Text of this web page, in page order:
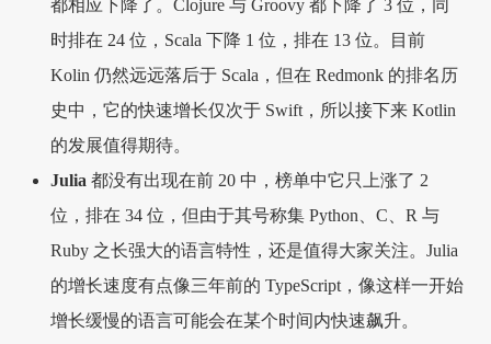
都相应下降了。Clojure 与 Groovy 都下降了 3 位，同
时排在 24 位，Scala 下降 1 位，排在 13 位。目前
Kolin 仍然远远落后于 Scala，但在 Redmonk 的排名历
史中，它的快速增长仅次于 Swift，所以接下来 Kotlin
的发展值得期待。
Julia 都没有出现在前 20 中，榜单中它只上涨了 2
位，排在 34 位，但由于其号称集 Python、C、R 与
Ruby 之长强大的语言特性，还是值得大家关注。Julia
的增长速度有点像三年前的 TypeScript，像这样一开始
增长缓慢的语言可能会在某个时间内快速飙升。